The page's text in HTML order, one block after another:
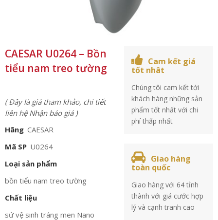
CAESAR U0264 – Bồn
tiểu nam treo tường
( Đây là giá tham khảo, chi tiết
liên hệ Nhận báo giá )
Hãng CAESAR
Mã SP U0264
Loại sản phẩm
bồn tiểu nam treo tường
Chất liệu
sứ vệ sinh tráng men Nano
Cam kết giá
tốt nhât
Chúng tôi cam kết tới
khách hàng những sản
phẩm tốt nhất với chi
phí thấp nhất
Giao hàng
toàn quốc
Giao hàng với 64 tỉnh
thành với giá cước hợp
lý và cạnh tranh cao